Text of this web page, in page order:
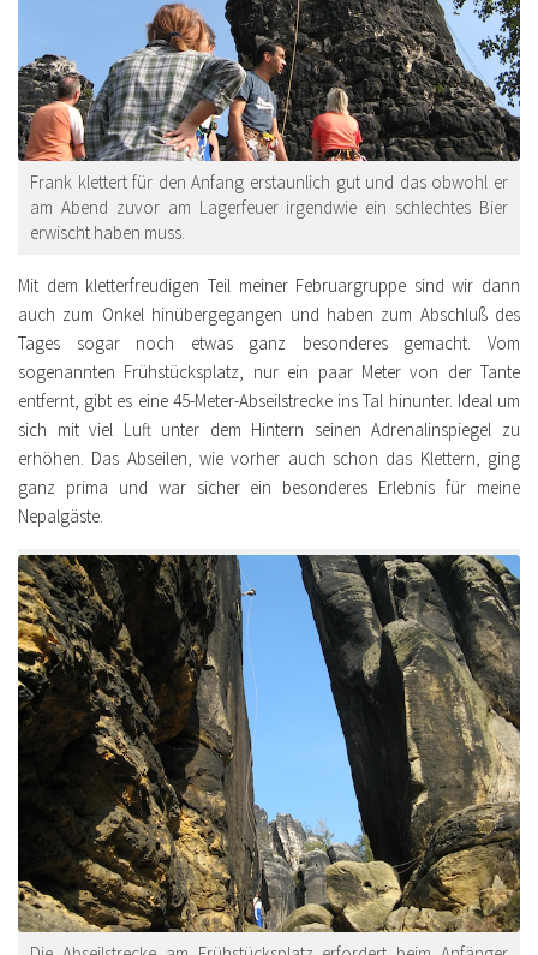
Frank klettert für den Anfang erstaunlich gut und das obwohl er
am Abend zuvor am Lagerfeuer irgendwie ein schlechtes Bier
erwischt haben muss.
Mit dem kletterfreudigen Teil meiner Februargruppe sind wir dann
auch zum Onkel hinübergegangen und haben zum Abschluß des
Tages sogar noch etwas ganz besonderes gemacht. Vom
sogenannten Frühstücksplatz, nur ein paar Meter von der Tante
entfernt, gibt es eine 45-Meter-Abseilstrecke ins Tal hinunter. Ideal um
sich mit viel Luft unter dem Hintern seinen Adrenalinspiegel zu
erhöhen. Das Abseilen, wie vorher auch schon das Klettern, ging
ganz prima und war sicher ein besonderes Erlebnis für meine
Nepalgäste.